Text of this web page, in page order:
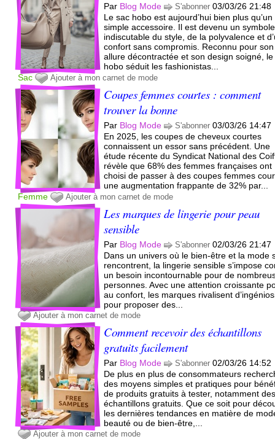
Par Blog Mode S'abonner 03/03/26 21:48
Le sac hobo est aujourd’hui bien plus qu’un
simple accessoire. Il est devenu un symbole
indiscutable du style, de la polyvalence et
confort sans compromis. Reconnu pour son
allure décontractée et son design soigné,
hobo séduit les fashionistas...
Sac
Ajouter à mon carnet de mode
Coupes femmes courtes : comment
trouver la bonne
Par Blog Mode S'abonner 03/03/26 14:47
En 2025, les coupes de cheveux courtes
connaissent un essor sans précédent. Une
étude récente du Syndicat National des
révèle que 68% des femmes françaises ont
choisi de passer à des coupes femmes
une augmentation frappante de 32% par...
Femme
Ajouter à mon carnet de mode
Les marques de lingerie pour peau
sensible
Par Blog Mode S'abonner 02/03/26 21:47
Dans un univers où le bien-être et la mode
rencontrent, la lingerie sensible s’impose
un besoin incontournable pour de
personnes. Avec une attention croissante
au confort, les marques rivalisent
pour proposer des...
Ajouter à mon carnet de mode
Comment recevoir des échantillons
gratuits facilement
Par Blog Mode S'abonner 02/03/26 14:52
De plus en plus de consommateurs
des moyens simples et pratiques pour
de produits gratuits à tester, notamment
échantillons gratuits. Que ce soit pour
les dernières tendances en matière de
beauté ou de bien-être,...
Ajouter à mon carnet de mode